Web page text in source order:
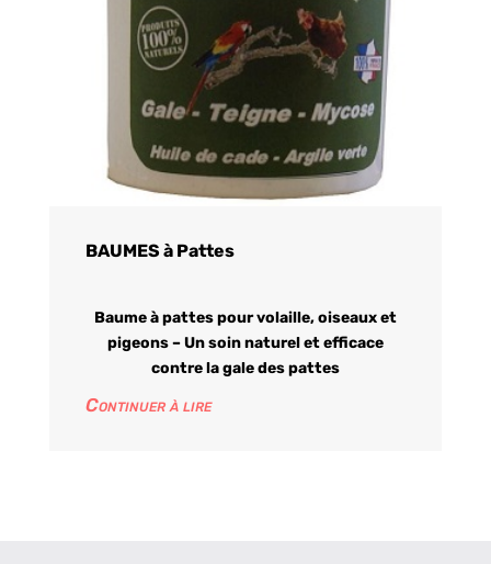
BAUMES à Pattes
Baume à pattes pour volaille, oiseaux et
pigeons – Un soin naturel et efficace
contre la gale des pattes
Continuer à lire